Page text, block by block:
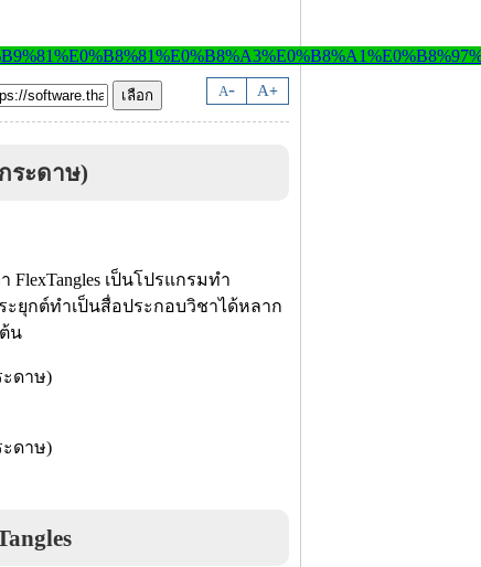
A- A+
ระดาษ)
เป็นโปรแกรมทำ
ะยุกต์ทำเป็นสื่อประกอบวิชาได้หลาก
น